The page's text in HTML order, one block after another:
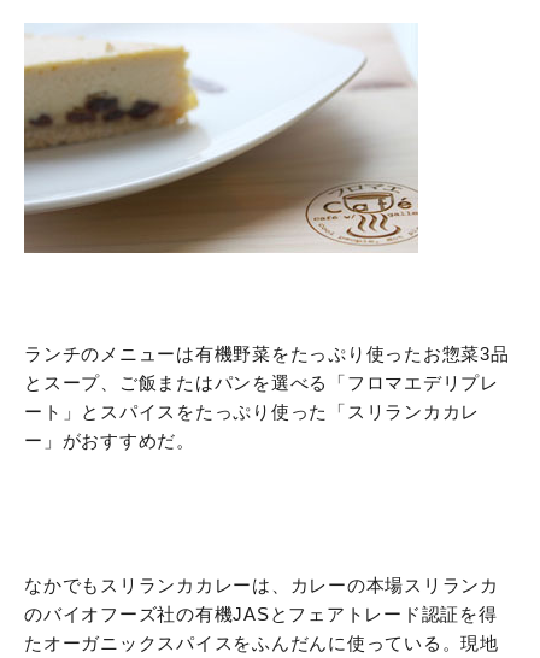
ランチのメニューは有機野菜をたっぷり使ったお惣菜3品
とスープ、ご飯またはパンを選べる「フロマエデリプレ
ート」とスパイスをたっぷり使った「スリランカカレ
ー」がおすすめだ。
なかでもスリランカカレーは、カレーの本場スリランカ
のバイオフーズ社の有機JASとフェアトレード認証を得
たオーガニックスパイスをふんだんに使っている。現地